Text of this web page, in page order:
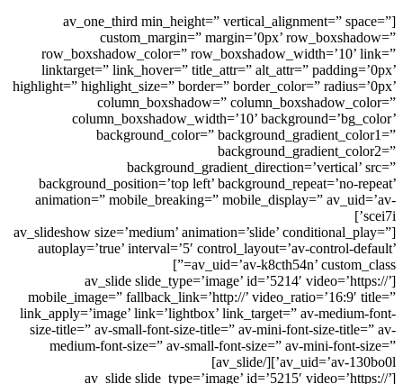
[av_one_third min_height=” vertical_alignment=” space=”
custom_margin=” margin=’0px’ row_boxshadow=”
row_boxshadow_color=” row_boxshadow_width=’10’ link=”
linktarget=” link_hover=” title_attr=” alt_attr=” padding=’0px’
highlight=” highlight_size=” border=” border_color=” radius=’0px’
column_boxshadow=” column_boxshadow_color=”
column_boxshadow_width=’10’ background=’bg_color’
background_color=” background_gradient_color1=”
background_gradient_color2=”
background_gradient_direction=’vertical’ src=”
background_position=’top left’ background_repeat=’no-repeat’
animation=” mobile_breaking=” mobile_display=” av_uid=’av-
scei7i’]
[av_slideshow size=’medium’ animation=’slide’ conditional_play=”
autoplay=’true’ interval=’5′ control_layout=’av-control-default’
av_uid=’av-k8cth54n’ custom_class=”]
[av_slide slide_type=’image’ id=’5214′ video=’https://’
mobile_image=” fallback_link=’http://’ video_ratio=’16:9′ title=”
link_apply=’image’ link=’lightbox’ link_target=” av-medium-font-
size-title=” av-small-font-size-title=” av-mini-font-size-title=” av-
medium-font-size=” av-small-font-size=” av-mini-font-size=”
av_uid=’av-130bo0l’][/av_slide]
[av_slide slide_type=’image’ id=’5215′ video=’https://’